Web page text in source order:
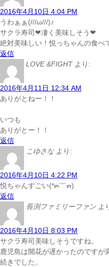
2016年4月10日 4:04 PM
うわぁぁ(///ω///)♪
サクラ寿司❤凄く美味しそう❤
絶対美味しい！悦っちゃんの食べ
返信
LOVE &FIGHT より:
2016年4月11日 12:34 AM
ありがとねー！！
いつも
ありがとー！！
返信
こゆさな より:
2016年4月10日 4:22 PM
悦ちゃんすごい(*๓´˘`๓)
返信
長渕ファミリーファン よ
2016年4月10日 8:03 PM
サクラ寿司美味しそうですね。
鹿児島は開花が遅かったのです
続きでした。